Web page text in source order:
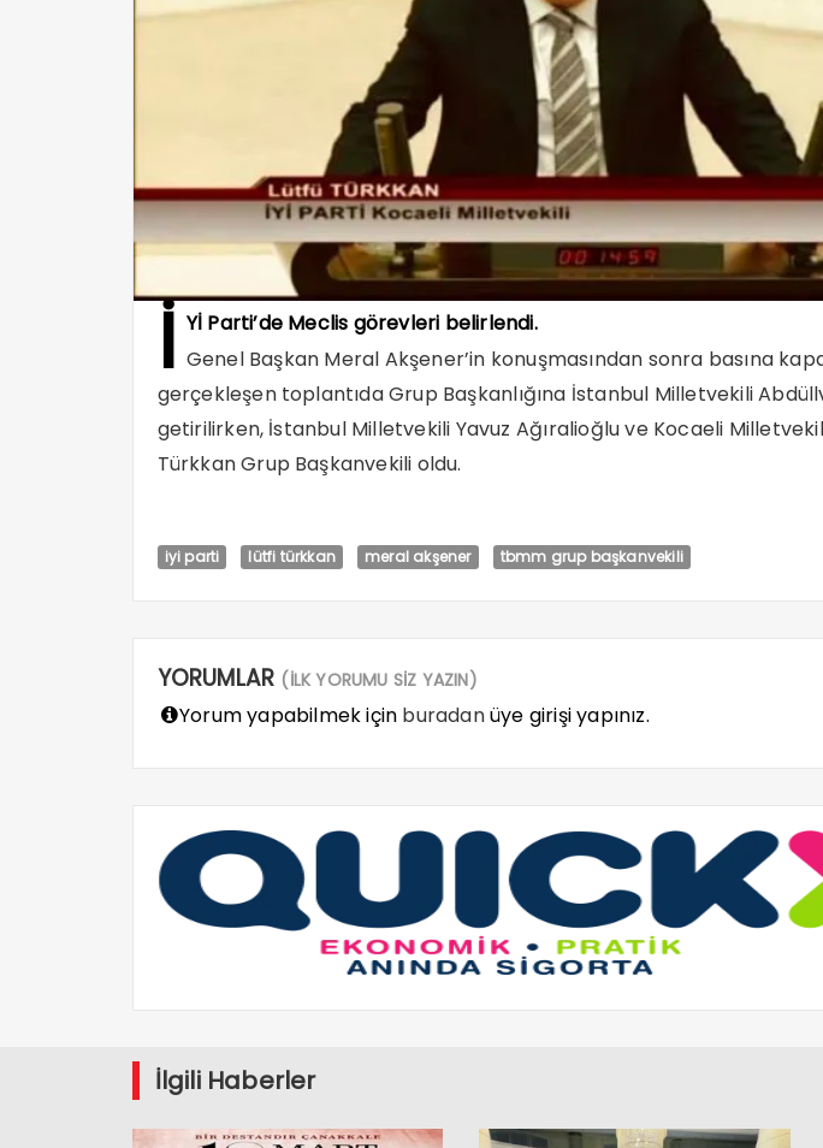
İ Yİ Parti’de Meclis görevleri belirlendi.
Genel Başkan Meral Akşener’in konuşmasından sonra basına
gerçekleşen toplantıda Grup Başkanlığına İstanbul Milletvekili
getirilirken, İstanbul Milletvekili Yavuz Ağıralioğlu ve Kocaeli
Türkkan Grup Başkanvekili oldu.
iyi parti lütfi türkkan meral akşener tbmm grup başkanvekili
YORUMLAR (İLK YORUMU SİZ YAZIN)
Yorum yapabilmek için buradanüye girişi yapınız.
İlgili Haberler